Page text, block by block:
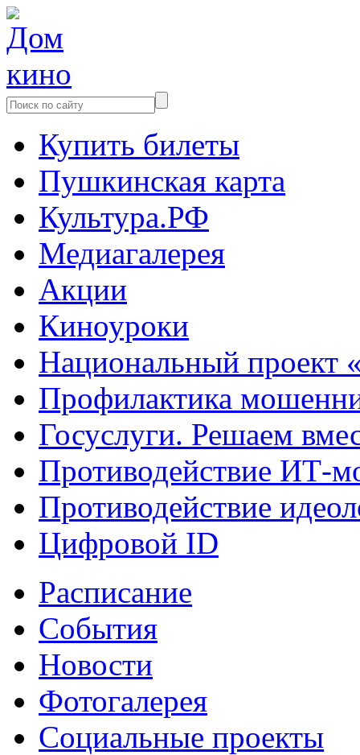
Купить билеты
Пушкинская карта
Культура.РФ
Медиагалерея
Акции
Киноуроки
Национальный проект
Профилактика
Госуслуги. Решаем
Противодействие ИТ-
Противодействие
Цифровой ID
Расписание
События
Новости
Фотогалерея
Социальные проекты